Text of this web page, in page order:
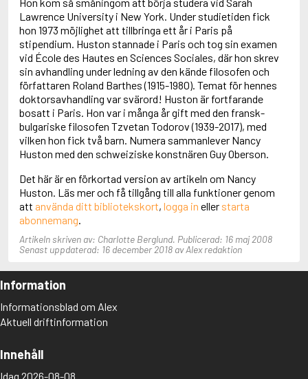
Abu-Jaber, Diana
Abulhawa, Susan
Aburas, Lone
Achebe, Chinua
Achmatova, Anna
Aciman, André
Ackebo, Lena
Acker, Kathy
Ackroyd, Peter
Adam de la Halle
Adamov, Arthur
Adams, Herbert
Adams, Jane
Adams, Richard
Adbåge, Emma
Adbåge, Lisen
Adelborg, Ottilia
Adler-Olsen, Jussi
Adlerbeth, Gudmund Jöran
Adnan, Etel
Adolfsson, Gunnar
Adolfsson, Josefine
Lawrence University i New York. Under studietiden fick
hon 1973 möjlighet att tillbringa ett år i Paris på
stipendium. Huston stannade i Paris och tog sin examen
vid École des Hautes en Sciences Sociales, där hon skrev
sin avhandling under ledning av den kände filosofen och
författaren Roland Barthes (1915-1980). Temat för hennes
doktorsavhandling var svärord! Huston är fortfarande
bosatt i Paris. Hon var i många år gift med den fransk-
bulgariske filosofen Tzvetan Todorov (1939-2017), med
vilken hon fick två barn. Numera sammanlever Nancy
Huston med den schweiziske konstnären Guy Oberson.
Det här är en förkortad version av artikeln om Nancy
Huston. Läs mer och få tillgång till alla funktioner genom
att använda ditt bibliotekskort, logga in eller starta
abonnemang.
Artikeln skriven av: Charlotte Berglund. Publicerad: 16 maj 2008
Senast uppdaterad: 16 december 2018 av Alex redaktion
Information
Informationsblad om Alex
Aktuell driftinformation
Innehåll
Idag 2026-08-08